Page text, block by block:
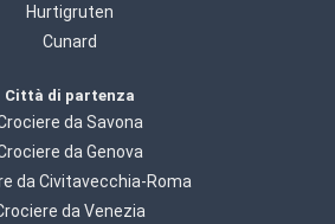
Hurtigruten
Cunard
Città di partenza
da Savona
da Genova
da Civitavecchia-Roma
da Venezia